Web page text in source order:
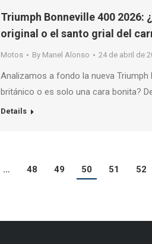
Triumph Bonneville 400 2026:
original o el santo grial del
Motos By Manel Alonso 24 de abril de
Analizamos a fondo la nueva Triumph
británico o es solo una cara bonita?
Details
… 48 49 50 51 52